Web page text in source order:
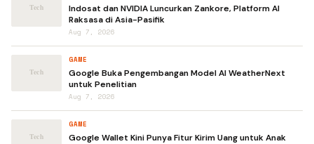
Indosat dan NVIDIA Luncurkan Zankore, Platform AI
Raksasa di Asia-Pasifik
Aug 7, 2026
GAME
Google Buka Pengembangan Model AI WeatherNext
untuk Penelitian
Aug 7, 2026
GAME
Google Wallet Kini Punya Fitur Kirim Uang untuk Anak